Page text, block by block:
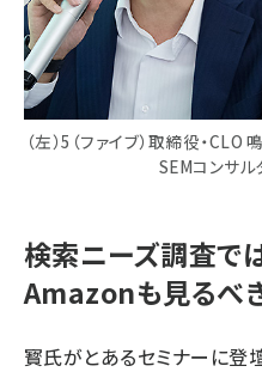
（左）5（ファイブ）取締役・
SEMコンサ
検索ニーズ調査で
Amazonも見るべ
寳氏がとあるセミナーに登